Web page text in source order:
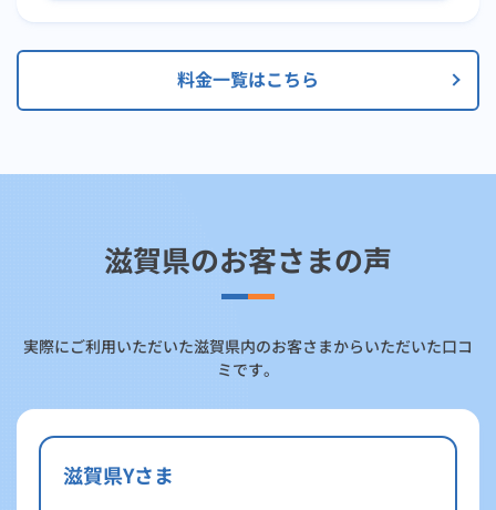
料金一覧はこちら
滋賀県のお客さまの声
実際にご利用いただいた滋賀県内のお客さまからいただいた口コ
ミです。
滋賀県Yさま